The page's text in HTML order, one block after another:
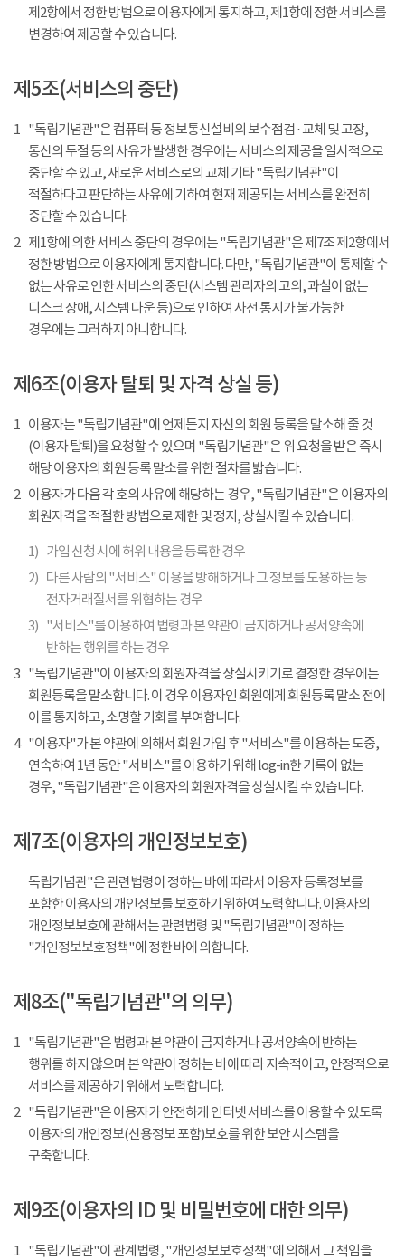
제2항에서 정한 방법으로 이용자에게 통지하고, 제1항에 정한 서비스를
변경하여 제공할 수 있습니다.
제5조(서비스의 중단)
1 "독립기념관"은 컴퓨터 등 정보통신설비의 보수점검 · 교체 및 고장,
통신의 두절 등의 사유가 발생한 경우에는 서비스의 제공을 일시적으로
중단할 수 있고, 새로운 서비스로의 교체 기타 "독립기념관"이
적절하다고 판단하는 사유에 기하여 현재 제공되는 서비스를 완전히
중단할 수 있습니다.
2 제1항에 의한 서비스 중단의 경우에는 "독립기념관"은 제7조 제2항에서
정한 방법으로 이용자에게 통지합니다. 다만, "독립기념관"이 통제할 수
없는 사유로 인한 서비스의 중단(시스템 관리자의 고의, 과실이 없는
디스크 장애, 시스템 다운 등)으로 인하여 사전 통지가 불가능한
경우에는 그러하지 아니합니다.
제6조(이용자 탈퇴 및 자격 상실 등)
1 이용자는 "독립기념관"에 언제든지 자신의 회원 등록을 말소해 줄 것
(이용자 탈퇴)을 요청할 수 있으며 "독립기념관"은 위 요청을 받은 즉시
해당 이용자의 회원 등록 말소를 위한 절차를 밟습니다.
2 이용자가 다음 각 호의 사유에 해당하는 경우, "독립기념관"은 이용자의
회원자격을 적절한 방법으로 제한 및 정지, 상실시킬 수 있습니다.
1) 가입 신청 시에 허위 내용을 등록한 경우
2) 다른 사람의 "서비스" 이용을 방해하거나 그 정보를 도용하는 등
전자거래질서를 위협하는 경우
3) "서비스"를 이용하여 법령과 본 약관이 금지하거나 공서양속에
반하는 행위를 하는 경우
3 "독립기념관"이 이용자의 회원자격을 상실시키기로 결정한 경우에는
회원등록을 말소합니다. 이 경우 이용자인 회원에게 회원등록 말소 전에
이를 통지하고, 소명할 기회를 부여합니다.
4
"이용자"가 본 약관에 의해서 회원 가입 후 "서비스"를 이용하는 도중,
연속하여 1년 동안 "서비스"를 이용하기 위해 log-in한 기록이 없는
경우, "독립기념관"은 이용자의 회원자격을 상실시킬 수 있습니다.
제7조(이용자의 개인정보보호)
독립기념관"은 관련법령이 정하는 바에 따라서 이용자 등록정보를
포함한 이용자의 개인정보를 보호하기 위하여 노력합니다. 이용자의
개인정보보호에 관해서는 관련법령 및 "독립기념관"이 정하는
"개인정보보호정책"에 정한 바에 의합니다.
제8조("독립기념관"의 의무)
1 "독립기념관"은 법령과 본 약관이 금지하거나 공서양속에 반하는
행위를 하지 않으며 본 약관이 정하는 바에 따라 지속적이고, 안정적으로
서비스를 제공하기 위해서 노력합니다.
2 "독립기념관"은 이용자가 안전하게 인터넷 서비스를 이용할 수 있도록
이용자의 개인정보(신용정보 포함)보호를 위한 보안 시스템을
구축합니다.
제9조(이용자의 ID 및 비밀번호에 대한 의무)
1 "독립기념관"이 관계법령, "개인정보보호정책"에 의해서 그 책임을